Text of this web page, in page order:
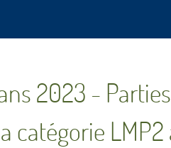
2023 -
catégorie